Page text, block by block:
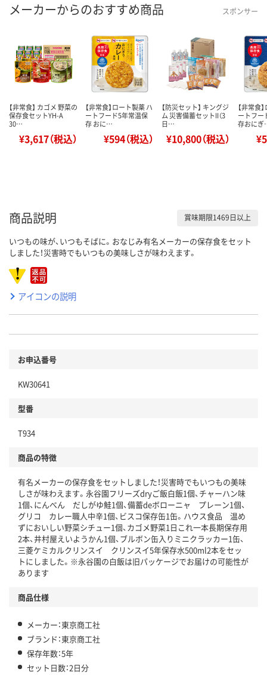
メーカーからのおすすめ商品 スポンサー
【非常食】 カゴメ 野菜の
保存食セットYH-A
30…
¥3,617（税込）
【非常食】ロート製薬 ハ
ートフード5年常温保
存 おに…
¥594（税込）
【防災セット】 キングジ
ム 災害備蓄セットII（3
日…
¥10,800（税込）
【非常食
ートフー
存おに
商品説明 賞味期限1469日以上
いつもの味が、いつもそばに。おなじみ有名メーカーの保存食をセット
しました！災害時でもいつもの美味しさが味わえます。
アイコンの説明
お申込番号
KW30641
型番
T934
商品の特徴
有名メーカーの保存食をセットしました！災害時でもいつもの美味
しさが味わえます。永谷園フリーズdryご飯白飯1個、チャーハン味
1個、にんべん だしがゆ鮭1個、備蓄deボローニャ プレーン1個、
グリコ カレー職人中辛1個、ビスコ保存缶1缶。ハウス食品 温め
ずにおいしい野菜シチュー1個、カゴメ野菜1日これ一本長期保存用
2本、井村屋えいようかん1個、ブルボン缶入りミニクラッカー1缶、
三菱ケミカルクリンスイ クリンスイ5年保存水500ml2本をセッ
トにしました。※永谷園の白飯は旧パッケージでお届けの可能性が
あります
商品仕様
メーカー：東京商工社
ブランド：東京商工社
保存年数：5年
セット日数：2日分